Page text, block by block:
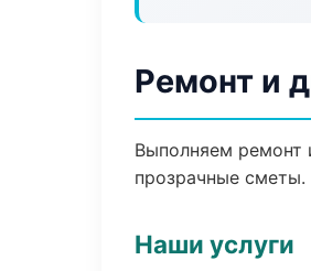
Ремонт и
Выполняем ремонт
прозрачные сметы.
Наши услуги